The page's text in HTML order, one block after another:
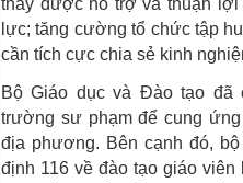
thấy được hỗ trợ và thuận
lực; tăng cường tổ chức tập
cần tích cực chia sẻ kinh
Bộ Giáo dục và Đào tạo đã
trường sư phạm để cung
địa phương. Bên cạnh đó,
định 116 về đào tạo giáo